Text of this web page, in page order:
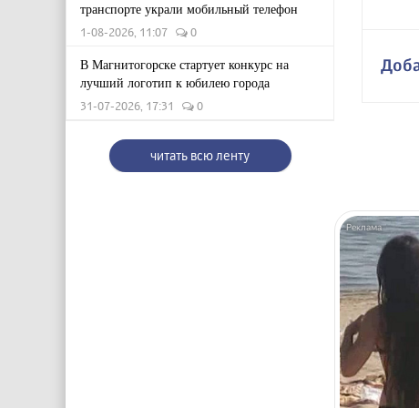
транспорте украли мобильный телефон
1-08-2026, 11:07 0
В Магнитогорске стартует конкурс на
лучший логотип к юбилею города
31-07-2026, 17:31 0
читать всю ленту